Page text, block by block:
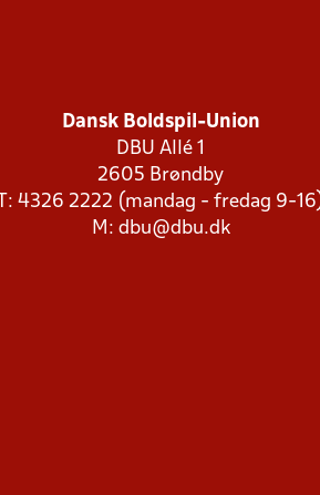
Dansk Boldspil-Union
DBU Allé 1
2605 Brøndby
T: 4326 2222 (mandag - fredag 9-
M: dbu@dbu.dk